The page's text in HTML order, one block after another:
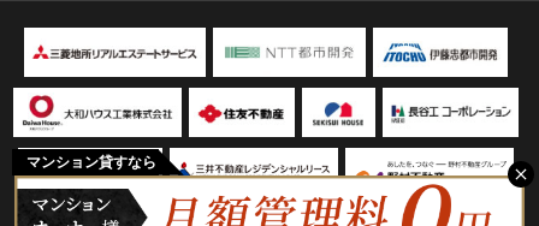
マンション貸すなら